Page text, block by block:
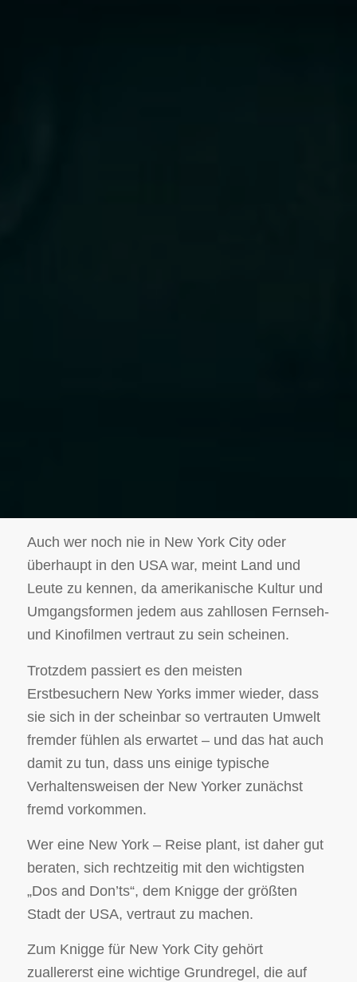
Auch wer noch nie in New York City oder
überhaupt in den USA war, meint Land und
Leute zu kennen, da amerikanische Kultur und
Umgangsformen jedem aus zahllosen Fernseh-
und Kinofilmen vertraut zu sein scheinen.
Trotzdem passiert es den meisten
Erstbesuchern New Yorks immer wieder, dass
sie sich in der scheinbar so vertrauten Umwelt
fremder fühlen als erwartet – und das hat auch
damit zu tun, dass uns einige typische
Verhaltensweisen der New Yorker zunächst
fremd vorkommen.
Wer eine New York – Reise plant, ist daher gut
beraten, sich rechtzeitig mit den wichtigsten
„Dos and Don’ts“, dem Knigge der größten
Stadt der USA, vertraut zu machen.
Zum Knigge für New York City gehört
zuallererst eine wichtige Grundregel, die auf